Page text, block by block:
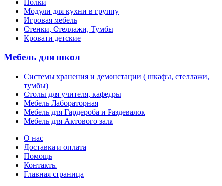
Полки
Модули для кухни в группу
Игровая мебель
Стенки, Стеллажи, Тумбы
Кровати детские
Мебель для школ
Системы хранения и демонстации ( шкафы, стеллажи,
тумбы)
Столы для учителя, кафедры
Мебель Лабораторная
Мебель для Гардероба и Раздевалок
Мебель для Актового зала
О нас
Доставка и оплата
Помощь
Контакты
Главная страница